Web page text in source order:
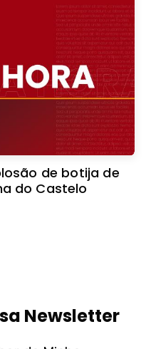
de botija de
do Castelo
Newsletter